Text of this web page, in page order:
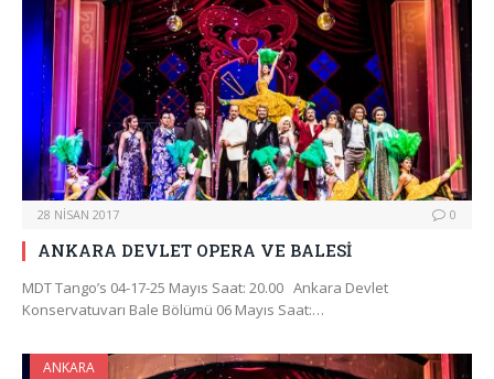
28 NISAN 2017 0
ANKARA DEVLET OPERA VE BALESİ
MDT Tango’s 04-17-25 Mayıs Saat: 20.00 Ankara Devlet
Konservatuvarı Bale Bölümü 06 Mayıs Saat:…
ANKARA